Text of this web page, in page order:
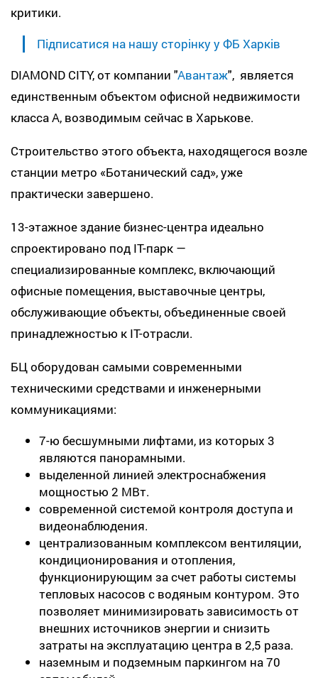
критики.
Підписатися на нашу сторінку у ФБ Харків
DIAMOND CITY, от компании "Авантаж", является
единственным объектом офисной недвижимости
класса А, возводимым сейчас в Харькове.
Строительство этого объекта, находящегося возле
станции метро «Ботанический сад», уже
практически завершено.
13-этажное здание бизнес-центра идеально
спроектировано под IТ-парк —
специализированные комплекс, включающий
офисные помещения, выставочные центры,
обслуживающие объекты, объединенные своей
принадлежностью к IТ-отрасли.
БЦ оборудован самыми современными
техническими средствами и инженерными
коммуникациями:
7-ю бесшумными лифтами, из которых 3
являются панорамными.
выделенной линией электроснабжения
мощностью 2 МВт.
современной системой контроля доступа и
видеонаблюдения.
централизованным комплексом вентиляции,
кондиционирования и отопления,
функционирующим за счет работы системы
тепловых насосов с водяным контуром. Это
позволяет минимизировать зависимость от
внешних источников энергии и снизить
затраты на эксплуатацию центра в 2,5 раза.
наземным и подземным паркингом на 70